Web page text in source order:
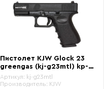
Пистолет KJW Glock 23
greengas (kj-g23mtl) kp-
23
Артикул: kj-g23mtl
Производитель: KJW